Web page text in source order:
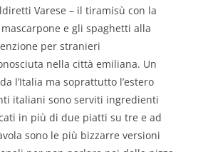
Varese – il tiramisù con la
e gli spaghetti alla
per stranieri
nella città emiliana. Un
l’Italia ma soprattutto l’estero
italiani sono serviti ingredienti
in più di due piatti su tre e ad
sono le più bizzarre versioni